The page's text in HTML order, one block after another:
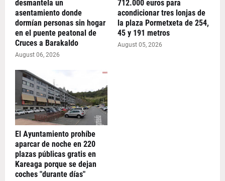
desmantela un
asentamiento donde
dormían personas sin hogar
en el puente peatonal de
Cruces a Barakaldo
August 06, 2026
712.000 euros para
acondicionar tres lonjas de
la plaza Pormetxeta de 254,
45 y 191 metros
August 05, 2026
El Ayuntamiento prohíbe
aparcar de noche en 220
plazas públicas gratis en
Kareaga porque se dejan
coches "durante días"